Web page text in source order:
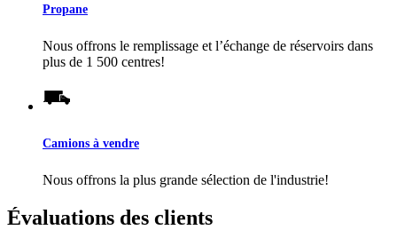
Propane
Nous offrons le remplissage et l’échange de réservoirs dans
plus de 1 500 centres!
Camions à vendre
Nous offrons la plus grande sélection de l'industrie!
Évaluations des clients